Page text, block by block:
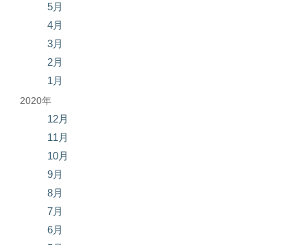
5月
4月
3月
2月
1月
2020年
12月
11月
10月
9月
8月
7月
6月